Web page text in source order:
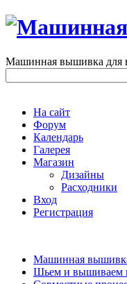
Машинная вышивка для
На сайт
Форум
Календарь
Галерея
Магазин
Дизайны
Расходники
Вход
Регистрация
Машинная
Шьем и вышиваем